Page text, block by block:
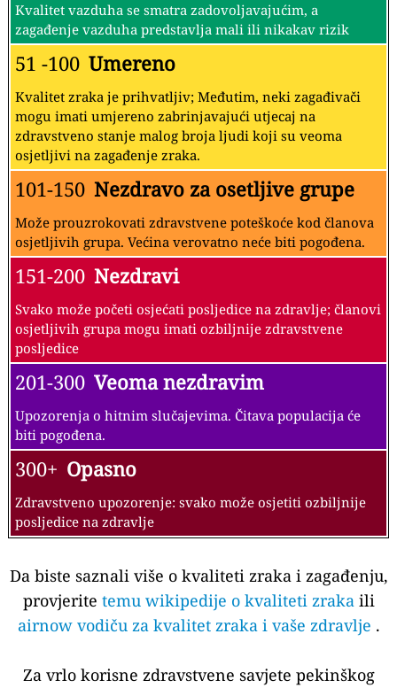
Kvalitet vazduha se smatra zadovoljavajućim, a
zagađenje vazduha predstavlja mali ili nikakav rizik
51 -100 Umereno
Kvalitet zraka je prihvatljiv; Međutim, neki zagađivači
mogu imati umjereno zabrinjavajući utjecaj na
zdravstveno stanje malog broja ljudi koji su veoma
osjetljivi na zagađenje zraka.
101-150 Nezdravo za osetljive grupe
Može prouzrokovati zdravstvene poteškoće kod članova
osjetljivih grupa. Većina verovatno neće biti pogođena.
151-200 Nezdravi
Svako može početi osjećati posljedice na zdravlje; članovi
osjetljivih grupa mogu imati ozbiljnije zdravstvene
posljedice
201-300 Veoma nezdravim
Upozorenja o hitnim slučajevima. Čitava populacija će
biti pogođena.
300+ Opasno
Zdravstveno upozorenje: svako može osjetiti ozbiljnije
posljedice na zdravlje
Da biste saznali više o kvaliteti zraka i zagađenju,
provjerite temu wikipedije o kvaliteti zrakaili
airnow vodiču za kvalitet zraka i vaše zdravlje .
Za vrlo korisne zdravstvene savjete pekinškog